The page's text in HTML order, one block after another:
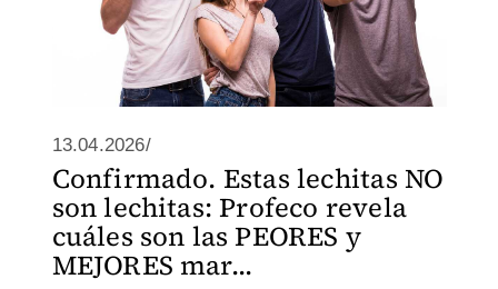
13.04.2026/
Confirmado. Estas lechitas NO
son lechitas: Profeco revela
cuáles son las PEORES y
MEJORES mar...